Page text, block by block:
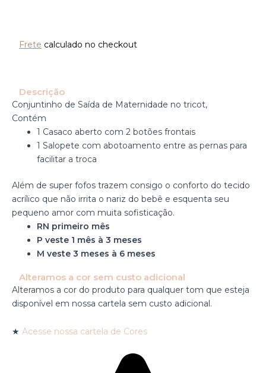
Frete calculado no checkout
Descrição
Conjuntinho de Saída de Maternidade no tricot,
Contém
1 Casaco aberto com 2 botões frontais
1 Salopete com abotoamento entre as pernas para
facilitar a troca
Além de super fofos trazem consigo o conforto do tecido
acrílico que não irrita o nariz do bebê e esquenta seu
pequeno amor com muita sofisticação.
RN primeiro mês
P veste 1 mês à 3 meses
M veste 3 meses à 6 meses
Alteramos a cor sem custo adicional
Alteramos a cor do produto para qualquer tom que esteja
disponível em nossa cartela sem custo adicional.
★ Acesse nossa cartela de Cores